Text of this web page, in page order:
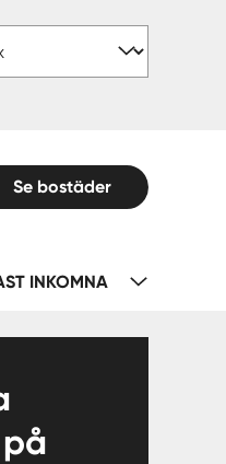
Se bostäder
INKOMNA